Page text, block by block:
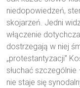
niedopowiedzeń,
skojarzeń. Jedni
włączenie
dostrzegają w niej
„protestantyzacji”
słuchać
nie staje się